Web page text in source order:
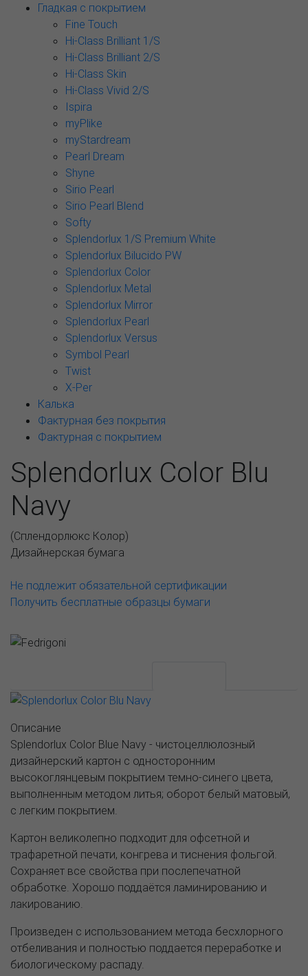
Гладкая с покрытием
Fine Touch
Hi-Class Brilliant 1/S
Hi-Class Brilliant 2/S
Hi-Class Skin
Hi-Class Vivid 2/S
Ispira
myPlike
myStardream
Pearl Dream
Shyne
Sirio Pearl
Sirio Pearl Blend
Softy
Splendorlux 1/S Premium White
Splendorlux Bilucido PW
Splendorlux Color
Splendorlux Metal
Splendorlux Mirror
Splendorlux Pearl
Splendorlux Versus
Symbol Pearl
Twist
X-Per
Калька
Фактурная без покрытия
Фактурная с покрытием
Splendorlux Color Blu
Navy
(Сплендорлюкс Колор)
Дизайнерская бумага
Не подлежит обязательной сертификации
Получить бесплатные образцы бумаги
Описание
Splendorlux Color Blue Navy - чистоцеллюлозный
дизайнерский картон с односторонним
высокоглянцевым покрытием темно-синего цвета,
выполненным методом литья; оборот белый матовый,
с легким покрытием.
Картон великолепно подходит для офсетной и
трафаретной печати, конгрева и тиснения фольгой.
Сохраняет все свойства при послепечатной
обработке. Хорошо поддаётся ламинированию и
лакированию.
Произведен с использованием метода бесхлорного
отбеливания и полностью поддается переработке и
биологическому распаду.